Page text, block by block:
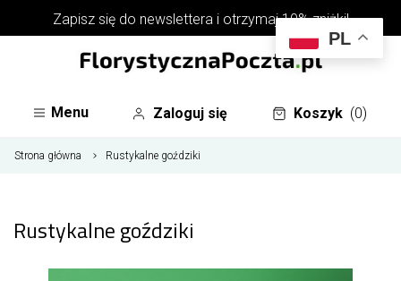
Zapisz się do newsletterai otrzymaj 10% zniżki!
Menu Zaloguj się Koszyk (0)
Strona główna Rustykalne goździki
Rustykalne goździki
PL